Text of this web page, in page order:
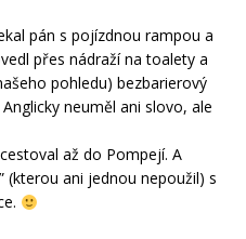
pán s pojízdnou rampou a
přes nádraží na toalety a
pohledu) bezbarierový
neuměl ani slovo, ale
až do Pompejí. A
(kterou ani jednou nepoužil) s